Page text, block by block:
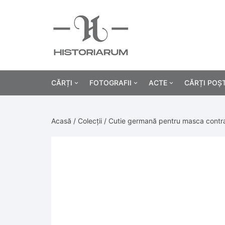
CĂRȚI FOTOGRAFII ACTE CĂRȚI
Acasă / Colecții / Cutie germană pentru masca